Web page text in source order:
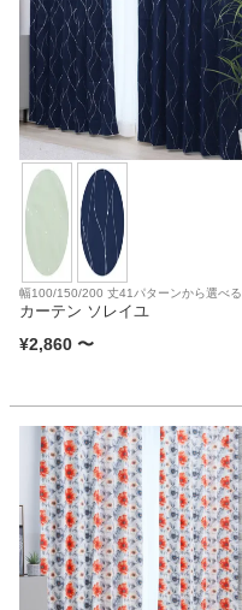
キッチン用品
家電・照明器具
インテリア雑貨
ガーデン
幅100/150/200 丈41パターンから選べる
カーテン ソレイユ
¥2,860 〜